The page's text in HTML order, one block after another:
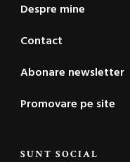
Despre mine
Contact
Abonare newsletter
Promovare pe site
SUNT SOCIAL